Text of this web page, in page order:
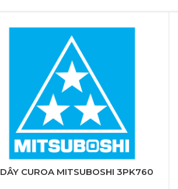
DÂY CUROA MITSUBOSHI 3PK760